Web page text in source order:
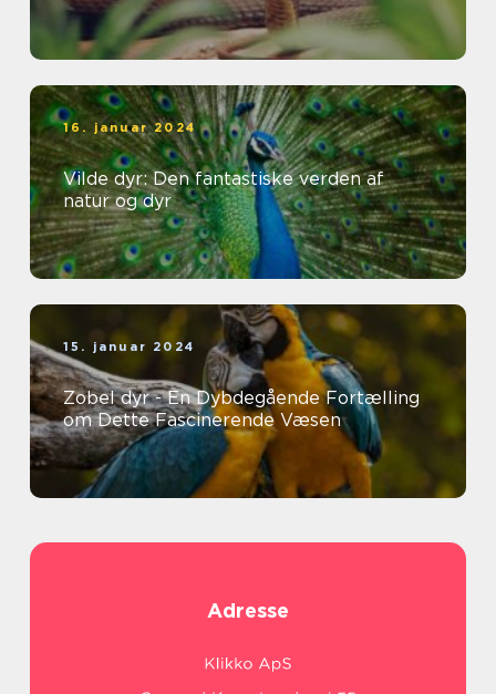
16. januar 2024
Vilde dyr: Den fantastiske verden af
natur og dyr
15. januar 2024
Zobel dyr - En Dybdegående Fortælling
om Dette Fascinerende Væsen
Adresse